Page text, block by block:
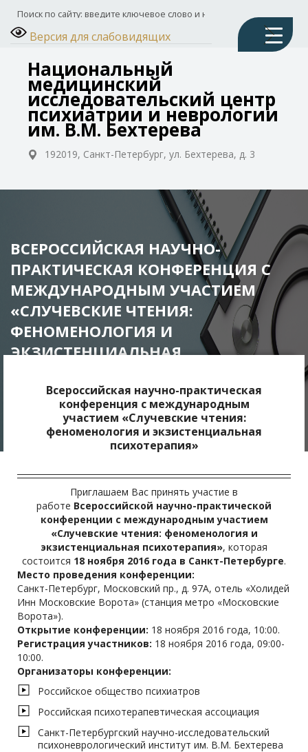
Версия для слабовидящих
Национальный
медицинский
исследовательский центр
психиатрии и неврологии
им. В.М. Бехтерева
192019, Санкт-Петербург, ул. Бехтерева, д. 3
ВСЕРОССИЙСКАЯ НАУЧНО-
ПРАКТИЧЕСКАЯ КОНФЕРЕНЦИЯ С
МЕЖДУНАРОДНЫМ УЧАСТИЕМ
«СЛУЧЕВСКИЕ ЧТЕНИЯ:
ФЕНОМЕНОЛОГИЯ И
ЭКЗИСТЕНЦИАЛЬНАЯ
Всероссийская научно-практическая
конференция с международным
участием «Случевские чтения:
феноменология и экзистенциальная
психотерапия»
Приглашаем Вас принять участие в
работе Всероссийской научно-практической
конференции с международным участием
«Случевские чтения: феноменология и
экзистенциальная психотерапия», которая
состоится 18 ноября 2016 года в Санкт-Петербурге.
Место проведения конференции:
Санкт-Петербург, Московский пр., д. 97А, отель «Холидей
Инн Московские Ворота» (станция метро «Московские
Ворота»).
Открытие конференции: 18 ноября 2016 года, 10:00.
Регистрация участников: 18 ноября 2016 года, 09:00-
10:00.
Организаторы конференции:
Российское общество психиатров
Российская психотерапевтическая ассоциация
Санкт-Петербургский научно-исследовательский
психоневрологический институт им. В.М. Бехтерева